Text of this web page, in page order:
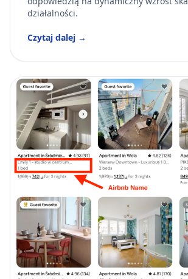
działalności.
Czytaj dalej →